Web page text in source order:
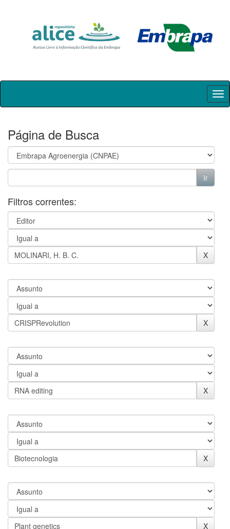
Skip
Página de Busca
Filtros correntes: